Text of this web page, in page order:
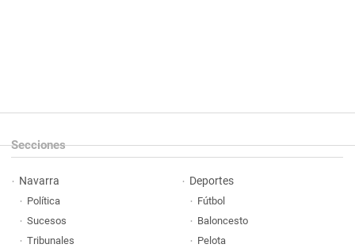
Secciones
Navarra
Política
Sucesos
Tribunales
Deportes
Fútbol
Baloncesto
Pelota